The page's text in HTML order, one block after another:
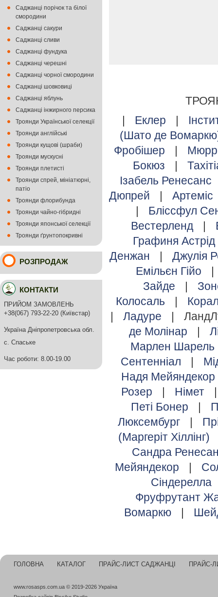
|
Еклер |
(Шато де
Фробішер
|
Бокюз
|
Ізабель Ренесанс
Дюпрей
|
Артеміс
|
Бліссфул
Вестерленд
|
Графиня
Денжан
|
Джулія
Емільєн Гійо
|
Зайде
|
Колосаль
|
|
Ладуре |
де Молінар
|
Марлен Шарель
Сентенніал
|
Надя Мейяндекор
Розер
| Німет
Петі Бонер
|
Люксембург
|
(Маргеріт Хіллінг)
Сандра
Мейяндекор
|
Сіндерелла
Фруфрутант
Вомаркю
|
Саджанці порічок та білої
смородини
Саджанці сакури
Саджанці сливи
Саджанці фундука
Саджанці черешні
Саджанці чорної смородини
Саджанці шовковиці
Саджанці яблунь
Саджанці інжирного персика
Троянди Української селекції
Троянди англійські
Троянди кущові (шраби)
Троянди мускусні
Троянди плетисті
Троянди спрей, мініатюрні,
патіо
Троянди флорибунда
Троянди чайно-гібридні
Троянди японської селекції
Троянди ґрунтопокривні
РОЗПРОДАЖ
КОНТАКТИ
ПРИЙОМ ЗАМОВЛЕНЬ
+38(067) 793-22-20 (Київстар)
Україна Дніпропетровська обл.
с. Спаське
Час роботи: 8.00-19.00
ГОЛОВНА КАТАЛОГ ПРАЙС-ЛИСТ САДЖАНЦІ ПРАЙС-
www.rosasps.com.ua © 2019-2026 Україна